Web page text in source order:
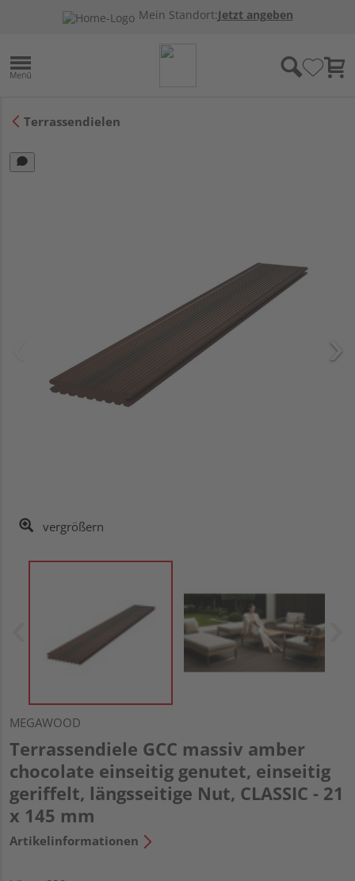
Mein Standort:Jetzt angeben
Terrassendielen
vergrößern
MEGAWOOD
Terrassendiele GCC massiv amber
chocolate einseitig genutet, einseitig
geriffelt, längsseitige Nut, CLASSIC - 21
x 145 mm
Artikelinformationen